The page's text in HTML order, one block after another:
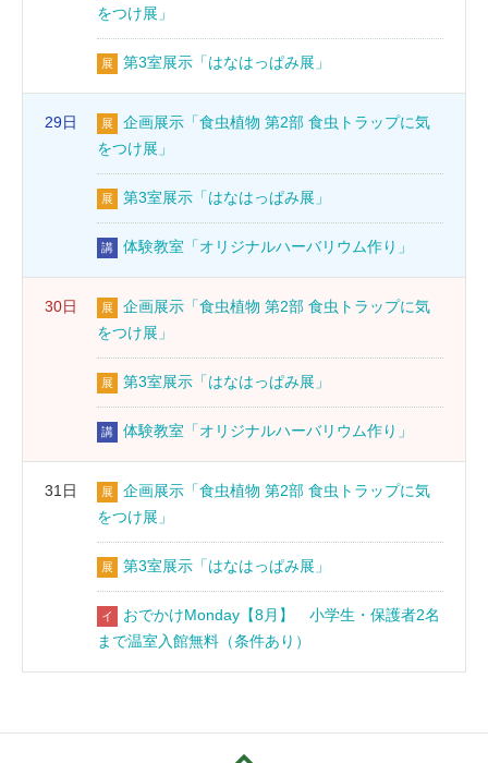
をつけ展」
展 第3室展示「はなはっぱみ展」
29日 展
企画展示「食虫植物 第2部 食虫トラップに気
をつけ展」
展 第3室展示「はなはっぱみ展」
講 体験教室「オリジナルハーバリウム作り」
30日 展
企画展示「食虫植物 第2部 食虫トラップに気
をつけ展」
展 第3室展示「はなはっぱみ展」
講 体験教室「オリジナルハーバリウム作り」
31日 展
企画展示「食虫植物 第2部 食虫トラップに気
をつけ展」
展 第3室展示「はなはっぱみ展」
イ
おでかけMonday【8月】 小学生・保護者2名
まで温室入館無料（条件あり）